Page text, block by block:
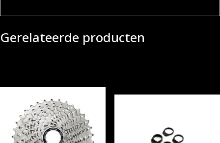
Gerelateerde producten